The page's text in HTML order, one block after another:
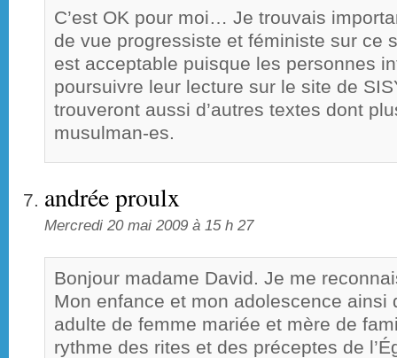
C’est OK pour moi… Je trouvais
de vue progressiste et féministe sur ce
est acceptable puisque les personnes
poursuivre leur lecture sur le site de
trouveront aussi d’autres textes dont
musulman-es.
andrée proulx
Mercredi 20 mai 2009 à 15 h 27
Bonjour madame David. Je me
Mon enfance et mon adolescence ainsi
adulte de femme mariée et mère de
rythme des rites et des préceptes de